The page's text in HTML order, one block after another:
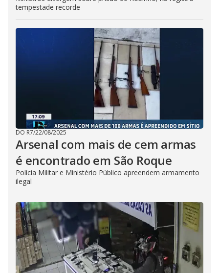
tempestade recorde
DO R7/22/08/2025
Arsenal com mais de cem armas
é encontrado em São Roque
Polícia Militar e Ministério Público apreendem armamento
ilegal